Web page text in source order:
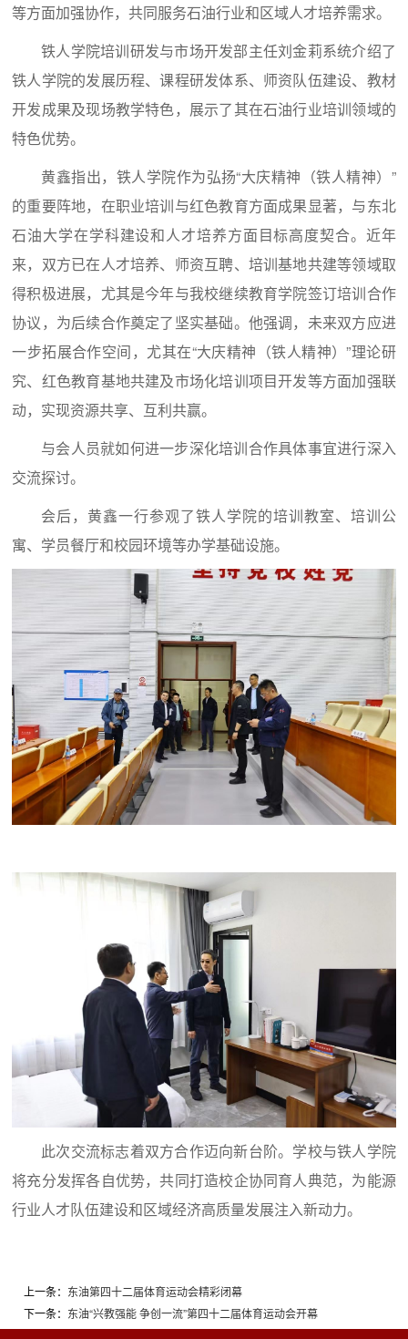
等方面加强协作，共同服务石油行业和区域人才培养需求。
铁人学院培训研发与市场开发部主任刘金莉系统介绍了
铁人学院的发展历程、课程研发体系、师资队伍建设、教材
开发成果及现场教学特色，展示了其在石油行业培训领域的
特色优势。
黄鑫指出，铁人学院作为弘扬“大庆精神（铁人精神）”
的重要阵地，在职业培训与红色教育方面成果显著，与东北
石油大学在学科建设和人才培养方面目标高度契合。近年
来，双方已在人才培养、师资互聘、培训基地共建等领域取
得积极进展，尤其是今年与我校继续教育学院签订培训合作
协议，为后续合作奠定了坚实基础。他强调，未来双方应进
一步拓展合作空间，尤其在“大庆精神（铁人精神）”理论研
究、红色教育基地共建及市场化培训项目开发等方面加强联
动，实现资源共享、互利共赢。
与会人员就如何进一步深化培训合作具体事宜进行深入
交流探讨。
会后，黄鑫一行参观了铁人学院的培训教室、培训公
寓、学员餐厅和校园环境等办学基础设施。
此次交流标志着双方合作迈向新台阶。学校与铁人学院
将充分发挥各自优势，共同打造校企协同育人典范，为能源
行业人才队伍建设和区域经济高质量发展注入新动力。
上一条： 东油第四十二届体育运动会精彩闭幕
下一条： 东油“兴教强能 争创一流”第四十二届体育运动会开幕